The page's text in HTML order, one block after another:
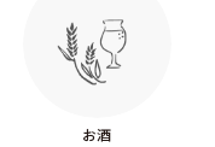
お酒